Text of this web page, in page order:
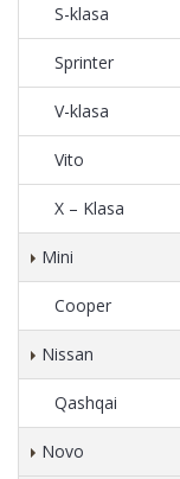
S-klasa
Sprinter
V-klasa
Vito
X – Klasa
Mini
Cooper
Nissan
Qashqai
Novo